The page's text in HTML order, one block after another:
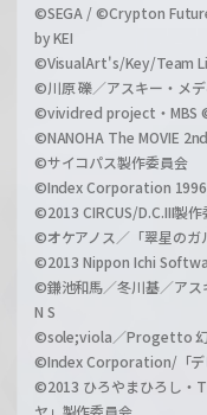
©SEGA / ©Crypton
by KEI
©VisualArt's/Key/Team
©川原 礫／アスキー・メ
©vividred project・MBS
©NANOHA The MOVIE
©サイコパス製作委員会
©Index Corporation
©2013 CIRCUS/D.C.III製作
©オケアノス／「翠星のガ
©2013 Nippon Ichi
©鎌池和馬／冬川基／アス
N S
©sole;viola／Progetto
©Index Corporation/「デ
©2013 ひろやまひろし・
ヤ」製作委員会